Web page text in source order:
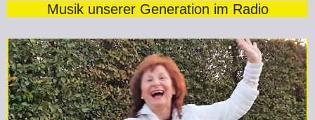
Musik unserer Generation im Radio